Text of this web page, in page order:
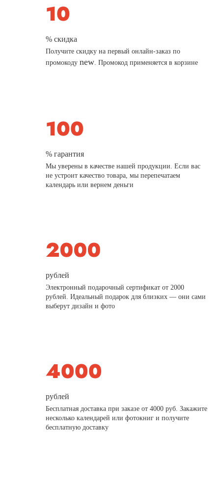
% скидка
Получите скидку на первый онлайн-заказ по
промокодуnew. Промокод применяется в корзине
% гарантия
Мы уверены в качестве нашей продукции. Если вас
не устроит качество товара, мы перепечатаем
календарь или вернем деньги
рублей
Электронный подарочный сертификат от 2000
рублей. Идеальный подарок для близких — они сами
выберут дизайн и фото
рублей
Бесплатная доставка при заказе от 4000 руб. Закажите
несколько календарей или фотокниг и получите
бесплатную доставку